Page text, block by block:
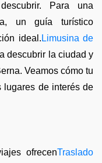
Para una
un guía turístico
ideal. Limusina de
descubrir la ciudad y
Veamos cómo tu
lugares de interés de
ofrecenTraslado